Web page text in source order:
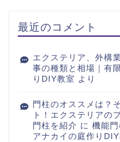
最近のコメント
エクステリア、外構
事の種類と相場｜有
りDIY教室 より
門柱のオススメは？
ト！エクステリアの
門柱を紹介 に 機能
アナカイの庭作り